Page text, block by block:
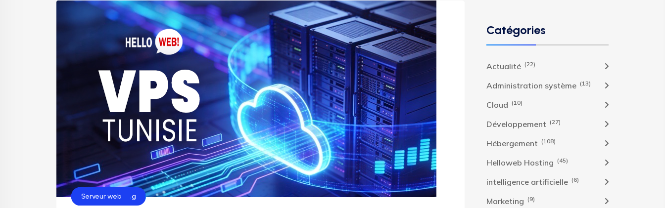
Hébergement
Helloweb Hosting
Serveur web
Catégories
Actualité (22)
Administration système (13)
Cloud (10)
Développement (27)
Hébergement (108)
Helloweb Hosting (45)
intelligence artificielle (6)
Marketing (9)